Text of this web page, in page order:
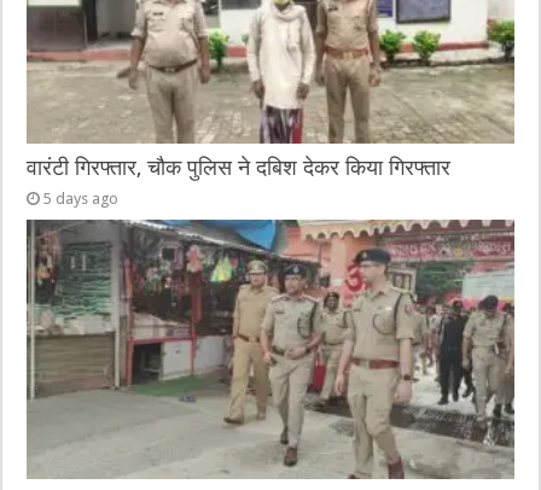
वारंटी गिरफ्तार, चौक पुलिस ने दबिश देकर किया गिरफ्तार
5 days ago